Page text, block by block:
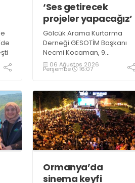
‘Ses getirecek
projeler yapacağız’
Gölcük Arama Kurtarma
Derneği GESOTİM Başkanı
Necmi Kocaman, 9
Ağustos’ta gerçekleşecek
sınavın ardından 4. Akredite
tamamlayacaklarını ifade
ederek açıklamalarda
bulundu. Kocaman,
“Gölcük’te ve Kocaeli
genelinde ses getirecek
projelerimizi tek tek hayata
geçireceğiz” dedi
06 Ağustos 2026
Perşembe 16:07
Ormanya’da
sinema keyfi